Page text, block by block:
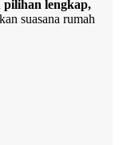
pilihan lengkap,
suasana rumah